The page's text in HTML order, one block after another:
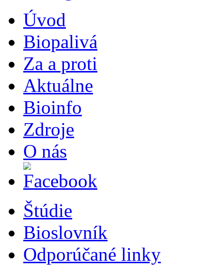
Úvod
Biopalivá
Za a proti
Aktuálne
Bioinfo
Zdroje
O nás
Štúdie
Bioslovník
Odporúčané linky